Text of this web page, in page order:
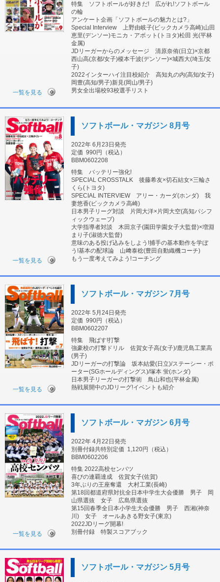
特集 ソフトボールが好きだ! 広がれ!ソフトボール
の輪
アンケート企画「ソフトボールの魅力とは?」
Special Interview 上野由岐子(ビックカメラ高崎)山田
恵里(デンソー)モニカ・アボット(トヨタ)松田 光(平林
金属)
JDリーガーからのメッセージ 清原奈侑(日立)×京都
西山高(京都/女子)榎本千波(デンソー)×城西大(埼玉/女
子)
2022インターハイ注目校紹介 高知丸の内(高知/女子)
岡豊(高知/男子)新見(岡山/男子)
男女全出場校93校選手リスト
一覧を見る
ソフトボール・マガジン 8月号
2022年 6月23日発売
定価 990円（税込）
BBM0602208
特集 バッテリー強化!
SPECIAL CROSSTALK 後藤希友×切石結女×三輪さ
くら(トヨタ)
SPECIAL INTERVIEW アリー・カーダ(ホンダ) 我
妻悠香(ビックカメラ高崎)
日本男子リーグ対談 片岡大洋×片岡大空(高知パシフ
ィックウェーブ)
大学指導者対談 木田京子(園田学園女子大監督)×増淵
まり子(淑徳大監督)
意味のある投げ込みをしよう!捕手の基本動作を学ぼ
う!基本の配球論 山﨑泰稔(豊田自動織機コーチ)
もう一度考えてみよう!コーチング
一覧を見る
ソフトボール・マガジン 7月号
2022年 5月24日発売
定価 990円（税込）
BBM0602207
特集 飛ばす!打撃
強豪校の打撃ドリル 佐賀女子高(女子)/鹿児島工業高
(男子)
JDリーガーの打撃論 坂本結愛(日立)/ステーシー・ポ
ーター(SGホールディングス)/塚本 蛍(ホンダ)
日本男子リーガーの打撃術 鳥山和也(平林金属)
熱戦展開中のJDリーグ!イベントも紹介
一覧を見る
ソフトボール・マガジン 6月号
2022年 4月22日発売
別冊付録共特別定価 1,120円（税込）
BBM0602206
特集 2022高校センバツ
喜びの連覇達成 佐賀女子(佐賀)
3年ぶりの王座奪還 大村工業(長崎)
第18回都道府県対抗全日本中学生大会優勝 男子 岡
山県選抜 女子 広島県選抜
第15回春季全日本小学生大会優勝 男子 西湘(神奈
川) 女子 オールあきる野女子(東京)
2022JDリーグ開幕!
別冊付録 特製スコアブック
一覧を見る
ソフトボール・マガジン 5月号